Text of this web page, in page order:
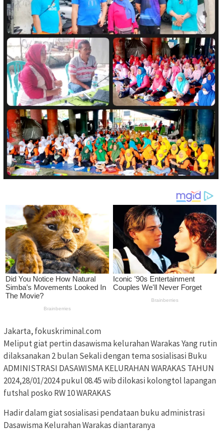
Jakarta, fokuskriminal.com
Meliput giat pertin dasawisma kelurahan Warakas Yang rutin
dilaksanakan 2 bulan Sekali dengan tema sosialisasi Buku
ADMINISTRASI DASAWISMA KELURAHAN WARAKAS TAHUN
2024,28/01/2024 pukul 08.45 wib dilokasi kolongtol lapangan
futshal posko RW 10 WARAKAS
Hadir dalam giat sosialisasi pendataan buku administrasi
Dasawisma Kelurahan Warakas diantaranya